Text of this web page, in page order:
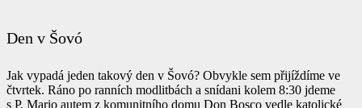
Den v Šovó
Jak vypadá jeden takový den v Šovó? Obvykle sem přijíždíme ve
čtvrtek. Ráno po ranních modlitbách a snídani kolem 8:30 jdeme
s P. Mario autem z komunitního domu Don Bosco vedle katolické